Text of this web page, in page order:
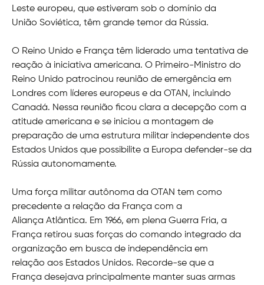
Leste europeu, que estiveram sob o domínio da
União Soviética, têm grande temor da Rússia.
O Reino Unido e França têm liderado uma tentativa de
reação à iniciativa americana. O Primeiro-Ministro do
Reino Unido patrocinou reunião de emergência em
Londres com líderes europeus e da OTAN, incluindo
Canadá. Nessa reunião ficou clara a decepção com a
atitude americana e se iniciou a montagem de
preparação de uma estrutura militar independente dos
Estados Unidos que possibilite a Europa defender-se da
Rússia autonomamente.
Uma força militar autônoma da OTAN tem como
precedente a relação da França com a
Aliança Atlântica. Em 1966, em plena Guerra Fria, a
França retirou suas forças do comando integrado da
organização em busca de independência em
relação aos Estados Unidos. Recorde-se que a
França desejava principalmente manter suas armas